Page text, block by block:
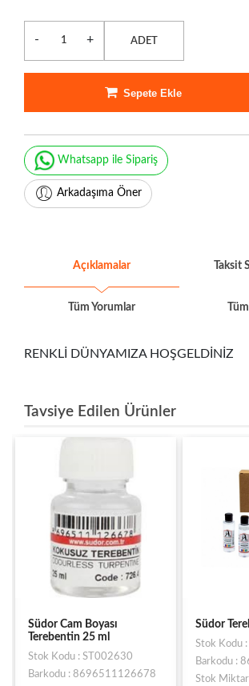
- + ADET
Sepete Ekle
Whatsapp ile Sipariş
Arkadaşıma Öner
Açıklamalar Taksit
Tüm Yorumlar
RENKLİ DÜNYAMIZA HOŞGELDİNİZ
Tavsiye Edilen Ürünler
Südor Cam Boyası
Terebentin 25 ml
Stok Kodu : ST002630
Barkodu : 8696511126678
Südor
Stok Kodu
Barkodu :
Stok